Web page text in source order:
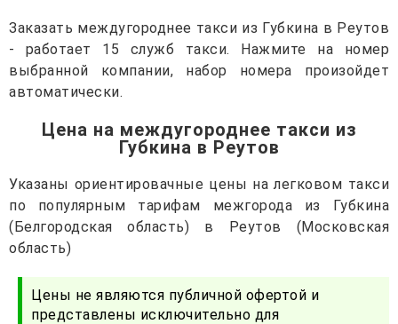
Заказать междугороднее такси из Губкина в Реутов
- работает 15 служб такси. Нажмите на номер
выбранной компании, набор номера произойдет
автоматически.
Цена на междугороднее такси из
Губкина в Реутов
Указаны ориентировачные цены на легковом такси
по популярным тарифам межгорода из Губкина
(Белгородская область) в Реутов (Московская
область)
Цены не являются публичной офертой и
представлены исключительно для